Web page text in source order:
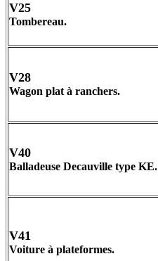
V25
Tombereau.
V28
Wagon plat à ranchers.
V40
Balladeuse Decauville type KE.
V41
Voiture à plateformes.